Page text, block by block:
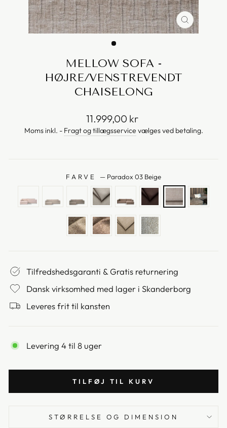
MELLOW SOFA -
HØJRE/VENSTREVENDT
CHAISELONG
Vejl.
pris
11.999,00 kr
Moms inkl. - Fragt og tillægsservice vælges ved betaling.
FARVE — Paradox 03 Beige
Tilfredshedsgaranti & Gratis returnering
Dansk virksomhed med lager i Skanderborg
Leveres frit til kansten
Levering 4 til 8 uger
TILFØJ TIL KURV
STØRRELSE OG DIMENSION